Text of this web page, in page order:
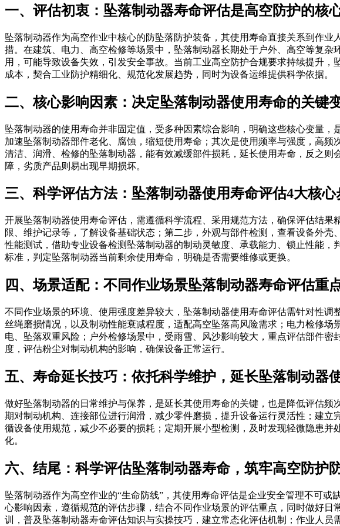
一、评估初衷：坠落制动器寿命评估是高空防护的核
坠落制动器作为高空作业中核心的防坠落防护装备，其使用寿命直接关系到作
措。在建筑、电力、高空检修等场景中，坠落制动器长期处于户外、高空等复
用，可能导致设备失效，引发安全事故。当前工业高空防护合规要求持续提升
成本，契合工业防护精细化、规范化发展趋势，同时为设备运维提供科学依据。
二、核心影响因素：决定坠落制动器使用寿命的关键
坠落制动器的使用寿命并非固定值，受多种因素综合影响，明确这些核心变量
加速坠落制动器部件老化、腐蚀，缩短使用寿命；其次是使用频率与强度，高
清洁、润滑、检修的坠落制动器，能有效减缓部件损耗，延长使用寿命，反之
障，劣质产品则易出现早期损坏。
三、科学评估方法：坠落制动器使用寿命评估4大核心
开展坠落制动器使用寿命评估，需遵循科学流程、采用规范方法，确保评估结
限、维护记录等，了解设备基础状态；第二步，外观与部件检测，查看设备外
性能测试，借助专业设备检测坠落制动器的制动灵敏度、承载能力、锁止性能
标准，判定坠落制动器当前剩余使用寿命，明确是否需要维修或更换。
四、场景适配：不同作业场景坠落制动器寿命评估重
不同作业场景的环境、使用强度差异较大，坠落制动器使用寿命评估需针对性
丝绳磨损情况，以及制动性能衰减程度，适配高空坠落高风险需求；电力检修
电、坠落双重风险；户外检修场景中，受雨雪、风沙影响较大，重点评估部件
度，评估粉尘对制动机构的影响，确保设备正常运行。
五、寿命延长技巧：依托科学维护，延长坠落制动器
做好坠落制动器的日常维护与保养，是延长其使用寿命的关键，也是降低评估
期对制动机构、连接部位进行润滑，减少零件磨损，提升设备运行灵活性；建
循设备使用规范，减少不必要的损耗；定期开展小型检测，及时发现轻微隐患
化。
六、结尾：科学评估坠落制动器寿命，筑牢高空防护
坠落制动器作为高空作业的“生命防线”，其使用寿命评估是企业安全管理不可
心影响因素，遵循规范的评估步骤，结合不同作业场景的评估重点，同时做好
训，普及坠落制动器寿命评估知识与实操技巧，建立常态化评估机制；作业人